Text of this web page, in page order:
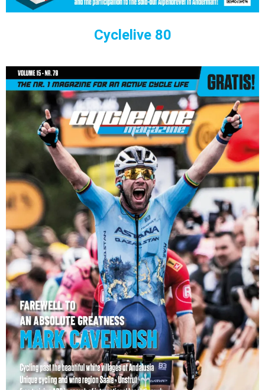
Cyclelive 80